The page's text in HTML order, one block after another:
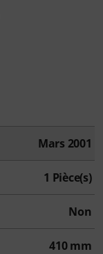
Mars 2001
1 Pièce(s)
Non
410 mm